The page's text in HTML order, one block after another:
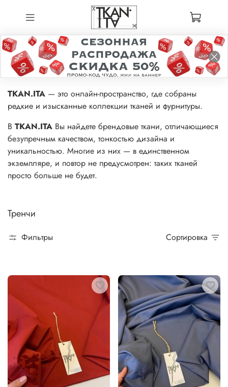
TKAN.ITA — это онлайн-пространство, где собраны
редкие и изысканные коллекции тканей и фурнитуры.
В TKAN.ITA Вы найдете брендовые ткани, отличающиеся
безупречным качеством, тонкостью дизайна и
уникальностью. Многие из них — в единственном
экземпляре, и повтор не предусмотрен: таких тканей
просто больше не будет.
Тренчи
Фильтры Сортировка